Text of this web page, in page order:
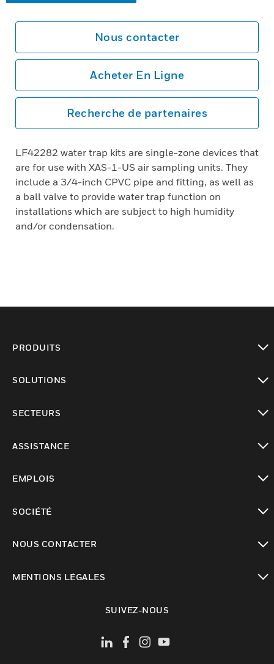
Nous contacter
Acheter En Ligne
Recherche de partenaires
LF42282 water trap kits are single-zone devices that
are for use with XAS-1-US air sampling units. They
include a 3/4-inch CPVC pipe and fitting, as well as
a ball valve to provide water trap function on
installations which are subject to high humidity
and/or condensation.
PRODUITS
SOLUTIONS
SECTEURS
ASSISTANCE
EMPLOIS
SOCIÉTÉ
NOUS CONTACTER
MENTIONS LÉGALES
SUIVEZ-NOUS